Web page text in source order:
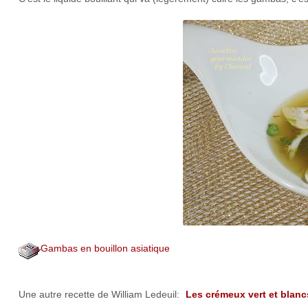
Gambas en bouillon asiatique
Une autre recette de William Ledeuil: Les crémeux vert et